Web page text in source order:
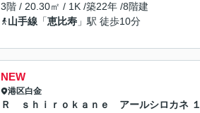
3階 / 20.30㎡ / 1K /築22年 /8階建
山手線 「恵比寿 」駅 徒歩10分
NEW
港区白金
Ｒ ｓｈｉｒｏｋａｎｅ アールシロカネ １